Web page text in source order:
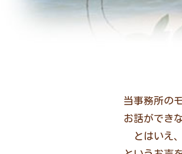
当事務所の
お話ができ
とはいえ